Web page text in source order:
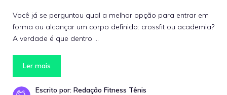
Você já se perguntou qual a melhor opção para entrar em
forma ou alcançar um corpo definido: crossfit ou academia?
A verdade é que dentro …
Ler mais
Escrito por: Redação Fitness Tênis